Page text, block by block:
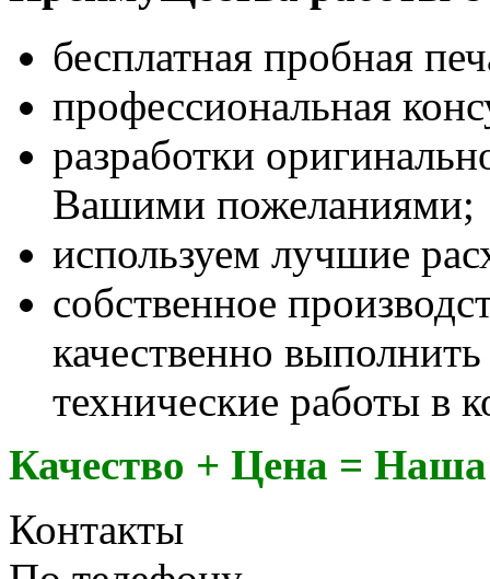
бесплатная пробная
профессиональная
разработки
Вашими пожеланиями;
используем лучшие
собственное
качественно
технические работы в
Качество + Цена =
Контакты